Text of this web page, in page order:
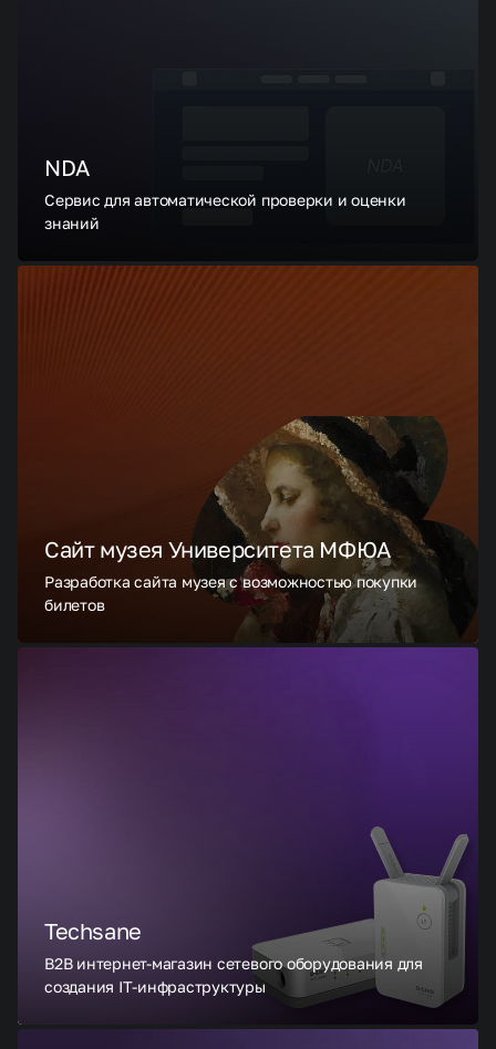
NDA
Сервис для автоматической проверки и оценки
знаний
Сайт музея Университета МФЮА
Разработка сайта музея с возможностью покупки
билетов
Techsane
В2В интернет-магазин сетевого оборудования для
создания IT-инфраструктуры